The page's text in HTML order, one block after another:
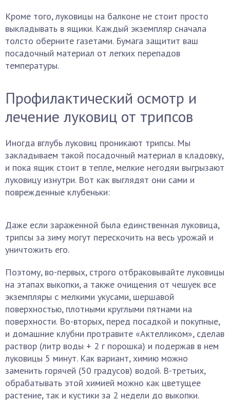
Кроме того, луковицы на балконе не стоит просто
выкладывать в ящики. Каждый экземпляр сначала
толсто оберните газетами. Бумага защитит ваш
посадочный материал от легких перепадов
температуры.
Профилактический осмотр и
лечение луковиц от трипсов
Иногда вглубь луковиц проникают трипсы. Мы
закладываем такой посадочный материал в кладовку,
и пока ящик стоит в тепле, мелкие негодяи выгрызают
луковицу изнутри. Вот как выглядят они сами и
поврежденные клубеньки:
Даже если зараженной была единственная луковица,
трипсы за зиму могут перескочить на весь урожай и
уничтожить его.
Поэтому, во-первых, строго отбраковывайте луковицы
на этапах выкопки, а также очищения от чешуек все
экземпляры с мелкими укусами, шершавой
поверхностью, плотными круглыми пятнами на
поверхности. Во-вторых, перед посадкой и покупные,
и домашние клубни протравите «Актелликом», сделав
раствор (литр воды + 2 г порошка) и подержав в нем
луковицы 5 минут. Как вариант, химию можно
заменить горячей (50 градусов) водой. В-третьих,
обрабатывать этой химией можно как цветущее
растение, так и кустики за 2 недели до выкопки.